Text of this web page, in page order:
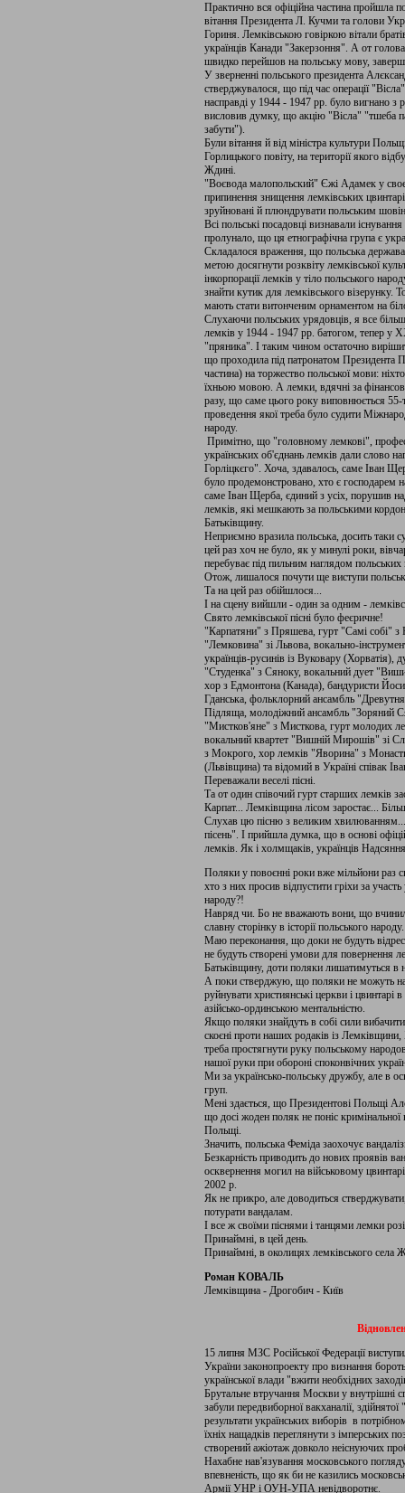
Практично вся офіційна частина
вітання Президента Л. Кучми та голови
Гориня. Лемківською говіркою вітали
українців Канади "Закерзоння". А от
швидко перейшов на польську мову,
У зверненні польського президента
стверджувалося, що під час операції
насправді у 1944 - 1947 рр. було вигнано з
висловив думку, що акцію "Вісла" "тшеба
забути").
Були вітання й від міністра культури
Горлицького повіту, на території якого
Ждині.
"Воєвода малопольский" Єжі Адамек у
припинення знищення лемківських
зруйновані й плюндрувати польським
Всі польські посадовці визнавали
пролунало, що ця етнографічна група є
Складалося враження, що польська
метою досягнути розквіту лемківської
інкорпорації лемків у тіло польського
знайти кутик для лемківського візерунку.
мають стати витонченим орнаментом на
Слухаючи польських урядовців, я все
лемків у 1944 - 1947 рр. батогом, тепер у
"пряника". І таким чином остаточно
що проходила під патронатом Президента
частина) на торжество польської мови:
їхньою мовою. А лемки, вдячні за
разу, що саме цього року виповнюється 55-
проведення якої треба було судити
народу.
Примітно, що "головному лемкові",
українських об'єднань лемків дали слово
Горліцкєго". Хоча, здавалось, саме Іван
було продемонстровано, хто є господарем
саме Іван Щерба, єдиний з усіх, порушив
лемків, які мешкають за польськими
Батьківщину.
Неприємно вразила польська, досить таки
цей раз хоч не було, як у минулі роки,
перебуває під пильним наглядом польських
Отож, лишалося почути ще виступи
Та на цей раз обійшлося...
І на сцену вийшли - один за одним -
Свято лемківської пісні було феєричне!
"Карпатяни" з Пряшева, гурт "Самі собі" з
"Лемковина" зі Львова, вокально-
українців-русинів із Вуковару
"Студенка" з Сяноку, вокальний дует
хор з Едмонтона (Канада), бандуристи
Гданська, фольклорний ансамбль
Підляща, молодіжний ансамбль "Зоряний
"Мистков'яне" з Мисткова, гурт молодих
вокальний квартет "Вишній Мирошів" зі
з Мокрого, хор лемків "Яворина" з
(Львівщина) та відомий в Україні співак
Переважали веселі пісні.
Та от один співочий гурт старших лемків
Карпат... Лемківщина лісом заростає...
Слухав цю пісню з великим хвилюванням...
пісень". І прийшла думка, що в основі
лемків. Як і холмщаків, українців
Поляки у повоєнні роки вже мільйони раз
хто з них просив відпустити гріхи за
народу?!
Навряд чи. Бо не вважають вони, що
славну сторінку в історії польського народу.
Маю переконання, що доки не будуть
не будуть створені умови для повернення
Батьківщину, доти поляки лишатимуться в
А поки стверджую, що поляки не можуть
руйнувати християнські церкви і
азійсько-ординською ментальністю.
Якщо поляки знайдуть в собі сили
скоєні проти наших родаків із
треба простягнути руку польському
нашої руки при обороні споконвічних
Ми за українсько-польську дружбу, але в
груп.
Мені здається, що Президентові Польщі
що досі жоден поляк не поніс кримінальної
Польщі.
Значить, польська Феміда заохочує
Безкарність приводить до нових проявів
осквернення могил на військовому
2002 р.
Як не прикро, але доводиться
потурати вандалам.
І все ж своїми піснями і танцями лемки
Принаймні, в цей день.
Принаймні, в околицях лемківського села
Роман КОВАЛЬ
Лемківщина - Дрогобич - Київ
15 липня МЗС Російської Федерації
України законопроекту про визнання
української влади "вжити необхідних
Брутальне втручання Москви у внутрішні
забули передвиборної вакханалії,
результати українських виборів в
їхніх нащадків переглянути з імперських
створений ажіотаж довколо неіснуючих
Нахабне нав'язування московського
впевненість, що як би не казились
Армії УНР і ОУН-УПА невідворотнє.